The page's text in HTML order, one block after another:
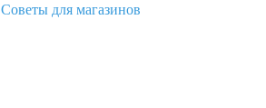
Советы для магазинов